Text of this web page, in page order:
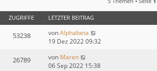
ZUGRIFFE LETZTER BEITRAG
53238 vonAlphabeta
19 Dez 2022 09:32
26789 von Maren
06 Sep 2022 15:38